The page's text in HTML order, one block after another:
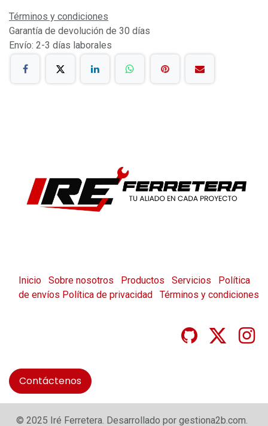
Términos y condiciones
Garantía de devolución de 30 días
Envío: 2-3 días laborales
Inicio Sobre nosotros Productos Servicios
Política
de envíos Política de privacidad Términos y condiciones
Contáctenos
© 2025 Iré Ferretera. Desarrollado por gestiona2b.com.